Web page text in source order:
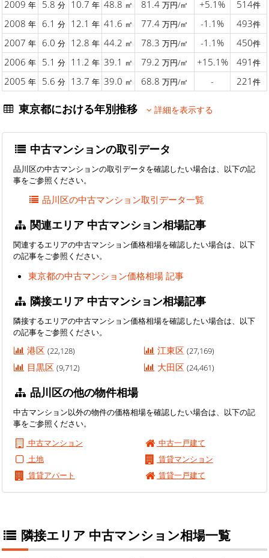
2009 年 5.8 分 10.7 年 48.8 ㎡ 81.4 万円/㎡ +5.1% 514件
2008 年 6.1 分 12.1 年 41.6 ㎡ 77.4 万円/㎡ -1.1% 493件
2007 年 6.0 分 12.8 年 44.2 ㎡ 78.3 万円/㎡ -1.1% 450件
2006 年 5.1 分 11.2 年 39.1 ㎡ 79.2 万円/㎡ +15.1% 491 件
2005 年 5.6 分 13.7 年 39.0 ㎡ 68.8 万円/㎡ - 221 件
東京都における年別推移 詳細を表示する
中古マンションの取引データ
品川区の中古マンションの取引データを確認したい場合は、以下の記
事をご参照ください。
品川区の中古マンション取引データ一覧
関連エリア 中古マンション相場記事
関連するエリアの中古マンション価格相場を確認したい場合は、以下
の記事をご参照ください。
東京都の中古マンション価格相場 記事
隣接エリア 中古マンション相場記事
隣接するエリアの中古マンション価格相場を確認したい場合は、以下
の記事をご参照ください。
港区(22,128) 江東区(27,169)
目黒区(9,712) 大田区(24,461)
品川区の他の物件相場
中古マンション以外の物件の価格相場を確認したい場合は、以下の記
事をご参照ください。
中古マンション
中古一戸建て
土地
賃貸マンション
賃貸アパート
賃貸一戸建て
隣接エリア 中古マンション相場一覧